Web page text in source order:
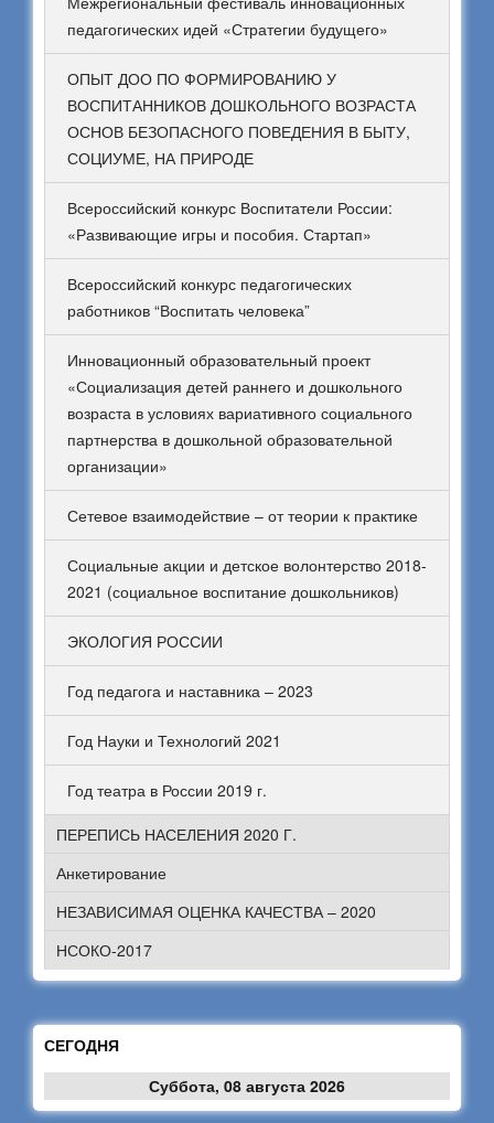
педагогических идей «Стратегии будущего»
ОПЫТ ДОО ПО ФОРМИРОВАНИЮ У
ВОСПИТАННИКОВ ДОШКОЛЬНОГО ВОЗРАСТА
ОСНОВ БЕЗОПАСНОГО ПОВЕДЕНИЯ В БЫТУ,
СОЦИУМЕ, НА ПРИРОДЕ
Всероссийский конкурс Воспитатели России:
«Развивающие игры и пособия. Стартап»
Всероссийский конкурс педагогических
работников “Воспитать человека”
Инновационный образовательный проект
«Социализация детей раннего и дошкольного
возраста в условиях вариативного социального
партнерства в дошкольной образовательной
организации»
Сетевое взаимодействие – от теории к практике
Социальные акции и детское волонтерство 2018-
2021 (социальное воспитание дошкольников)
ЭКОЛОГИЯ РОССИИ
Год педагога и наставника – 2023
Год Науки и Технологий 2021
Год театра в России 2019 г.
ПЕРЕПИСЬ НАСЕЛЕНИЯ 2020 Г.
Анкетирование
НЕЗАВИСИМАЯ ОЦЕНКА КАЧЕСТВА – 2020
НСОКО-2017
СЕГОДНЯ
Суббота, 08 августа 2026